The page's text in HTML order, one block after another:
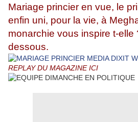
Mariage princier en vue, le
enfin uni, pour la vie, à
monarchie vous inspire t-elle
dessous.
REPLAY DU MAGAZINE ICI